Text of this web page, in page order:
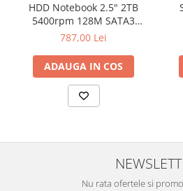
HDD Notebook 2.5" 2TB
5400rpm 128M SATA3
SEAGATE
787,00 Lei
ADAUGA IN COS
Nu rata ofertele si